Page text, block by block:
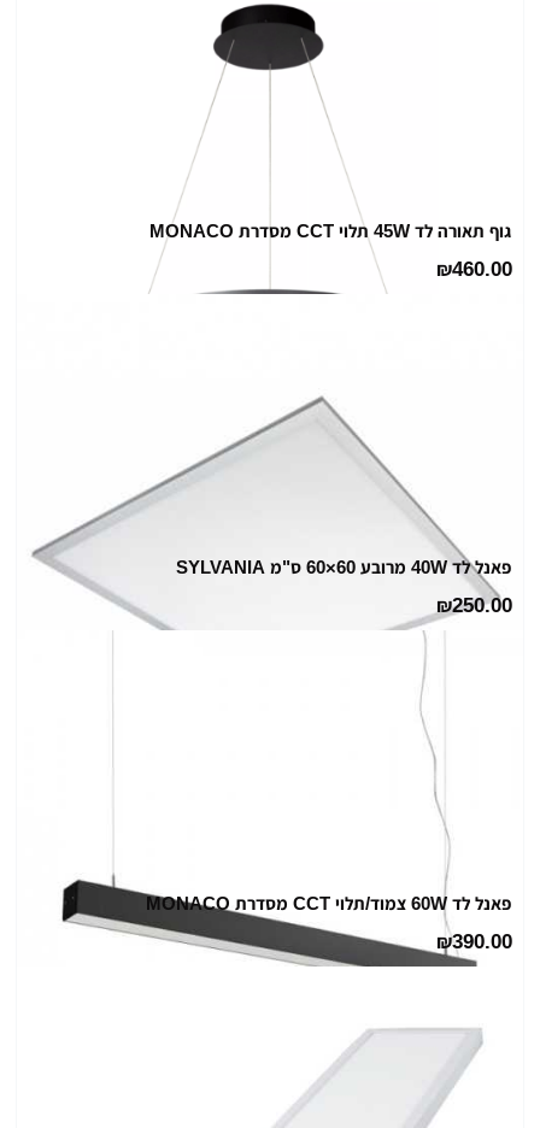
גוף תאורה לד 45W תלוי CCT מסדרת MONACO
₪460.00
פאנל לד 40W מרובע 60×60 ס"מ SYLVANIA
₪250.00
פאנל לד 60W צמוד/תלוי CCT מסדרת MONACO
₪390.00